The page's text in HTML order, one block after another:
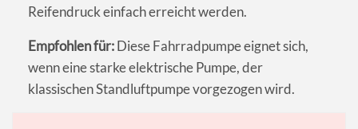
Reifendruck einfach erreicht werden.
Empfohlen für:Diese Fahrradpumpe eignet sich,
wenn eine starke elektrische Pumpe, der
klassischen Standluftpumpe vorgezogen wird.